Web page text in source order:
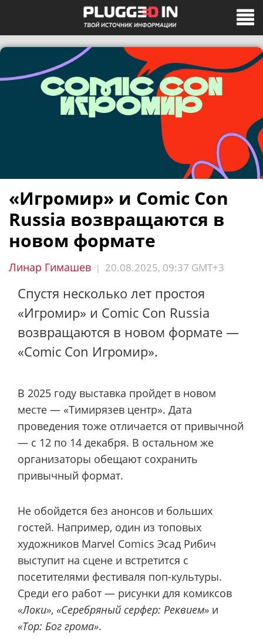
«Игромир» и Comic Con
Russia возвращаются в
новом формате
Линар Гимашев | 20.08.2025, 09:37 GMT+3
Спустя несколько лет простоя
«Игромир» и Comic Con Russia
возвращаются в новом формате —
«Comic Con Игромир».
В 2025 году выставка пройдет в новом
месте — «Тимирязев центр». Дата
проведения тоже отличается от привычной
— с 12 по 14 декабря. В остальном же
организаторы обещают сохранить
привычный формат.
Не обойдется без анонсов и больших
гостей. Например, один из топовых
художников Marvel Comics Эсад Рибич
выступит на сцене и встретится с
посетителями фестиваля поп-культуры.
Среди его работ — рисунки для комиксов
«Локи», «Серебряный серфер: Реквием» и
«Тор: Бог грома».